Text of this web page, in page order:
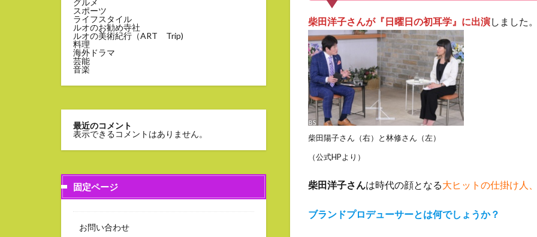
柴田洋子さんが『日曜日の初耳学』に出演しました。
柴田陽子さん（右）と林修さん（左）
（公式HPより）
柴田洋子さんは時代の顔となる大ヒットの仕掛け人、
ブランドプロデューサーとは何でしょうか？
グルメ
スポーツ
ライフスタイル
ルオのお勧め寺社
ルオの美術紀行（ART Trip)
料理
海外ドラマ
芸能
音楽
最近のコメント
表示できるコメントはありません。
固定ページ
お問い合わせ